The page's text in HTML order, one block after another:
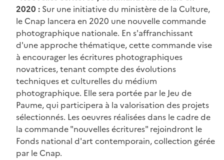
2020 : Sur une initiative du ministère de la Culture,
le Cnap lancera en 2020 une nouvelle commande
photographique nationale. En s'affranchissant
d'une approche thématique, cette commande vise
à encourager les écritures photographiques
novatrices, tenant compte des évolutions
techniques et culturelles du médium
photographique. Elle sera portée par le Jeu de
Paume, qui participera à la valorisation des projets
sélectionnés. Les oeuvres réalisées dans le cadre de
la commande "nouvelles écritures" rejoindront le
Fonds national d'art contemporain, collection gérée
par le Cnap.